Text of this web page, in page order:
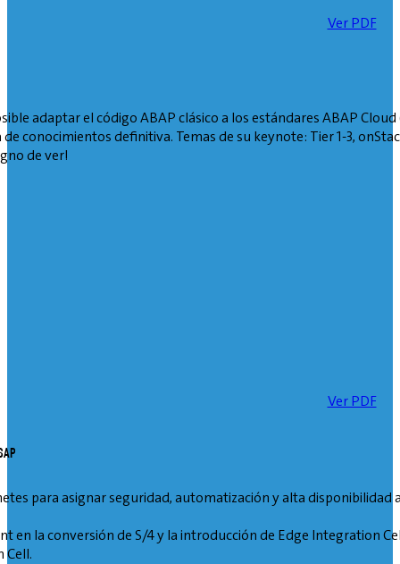
Ver PDF
adaptar el código ABAP clásico a los estándares ABAP
conocimientos definitiva. Temas de su keynote: Tier 1-3,
de ver!
Ver PDF
para asignar seguridad, automatización y alta disponibilidad
en la conversión de S/4 y la introducción de Edge Integration
Cell.